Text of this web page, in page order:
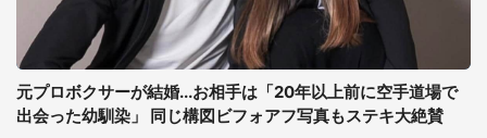
元プロボクサーが結婚...お相手は「20年以上前に空手道場で
出会った幼馴染」 同じ構図ビフォアフ写真もステキ大絶賛